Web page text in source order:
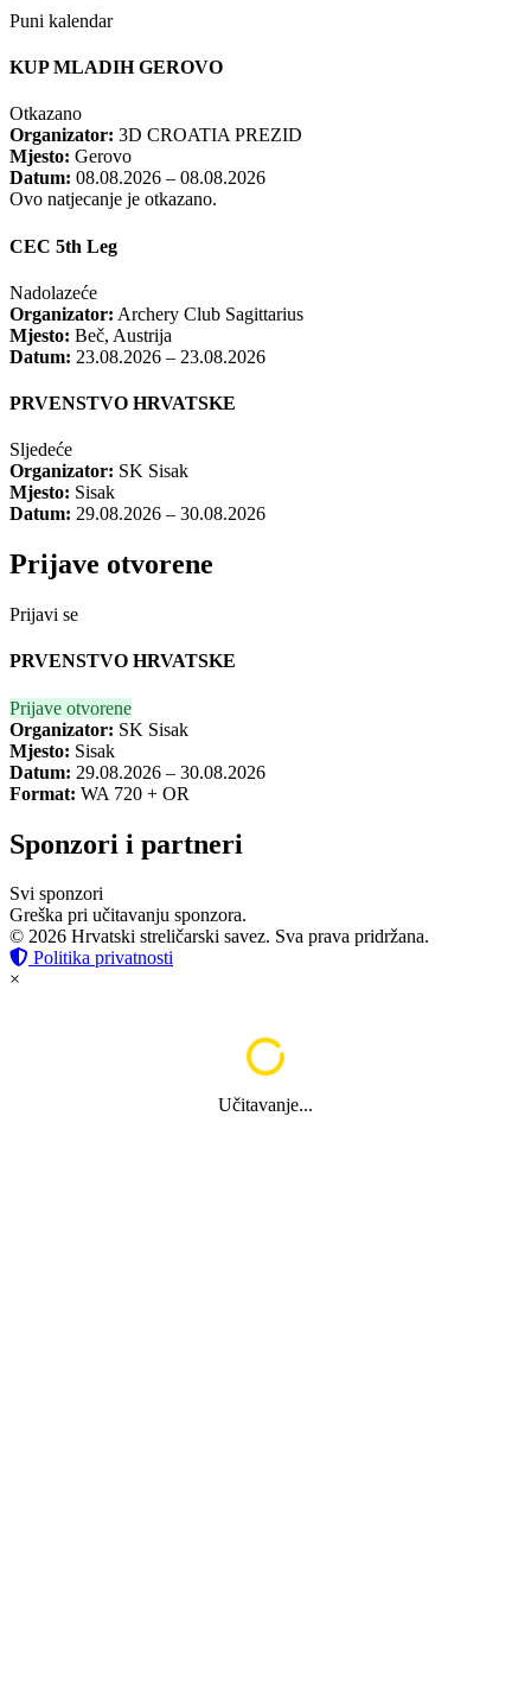
Puni kalendar
KUP MLADIH GEROVO
Otkazano
Organizator: 3D CROATIA PREZID
Mjesto: Gerovo
Datum: 08.08.2026 – 08.08.2026
Ovo natjecanje je otkazano.
CEC 5th Leg
Nadolazeće
Organizator: Archery Club Sagittarius
Mjesto: Beč, Austrija
Datum: 23.08.2026 – 23.08.2026
PRVENSTVO HRVATSKE
Sljedeće
Organizator: SK Sisak
Mjesto: Sisak
Datum: 29.08.2026 – 30.08.2026
Prijave otvorene
Prijavi se
PRVENSTVO HRVATSKE
Prijave otvorene
Organizator: SK Sisak
Mjesto: Sisak
Datum: 29.08.2026 – 30.08.2026
Format: WA 720 + OR
Sponzori i partneri
Svi sponzori
Greška pri učitavanju sponzora.
© 2026 Hrvatski streličarski savez. Sva prava pridržana.
Politika privatnosti
×
Učitavanje...